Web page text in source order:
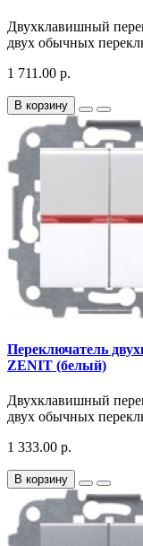
Двухклавишный
двух обычных
1 711.00 р.
В корзину
Переключатель
ZENIT (белый)
Двухклавишный
двух обычных
1 333.00 р.
В корзину